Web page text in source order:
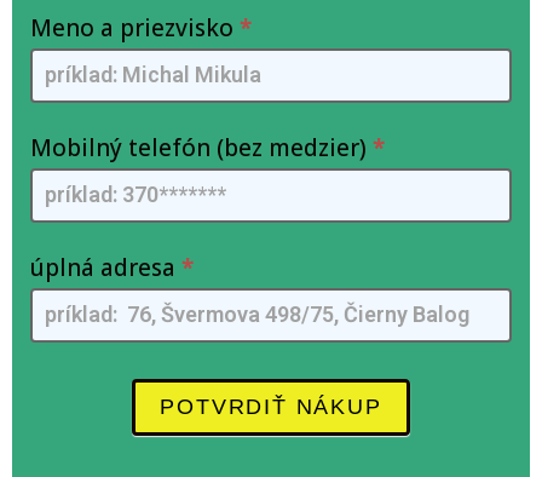
motosega-
SK
-
FB
Meno a priezvisko *
Mobilný telefón (bez medzier) *
úplná adresa *
POTVRDIŤ NÁKUP
S
e
i
u
s
s